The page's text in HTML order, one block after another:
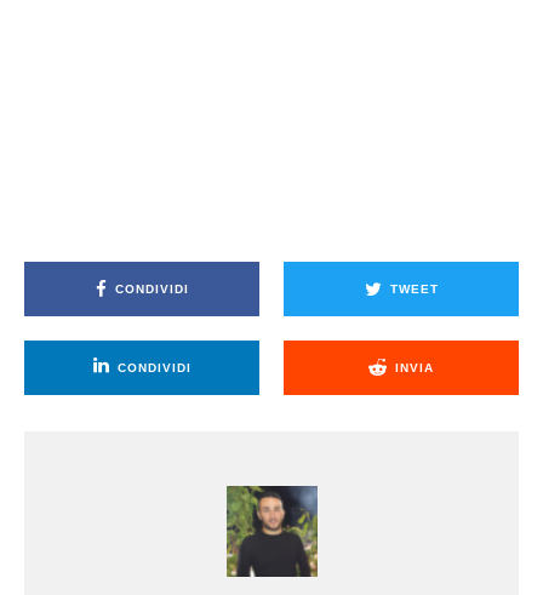
CONDIVIDI TWEET
CONDIVIDI INVIA